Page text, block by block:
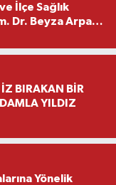
İlçe Sağlık
Dr. Beyza Arpacı
BIRAKAN BİR
YILDIZ
Yönelik